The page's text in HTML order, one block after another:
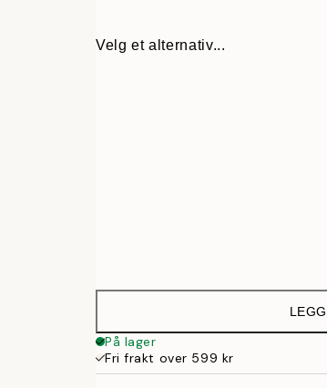
Velg et alternativ...
På lager
Fri frakt over 599 kr